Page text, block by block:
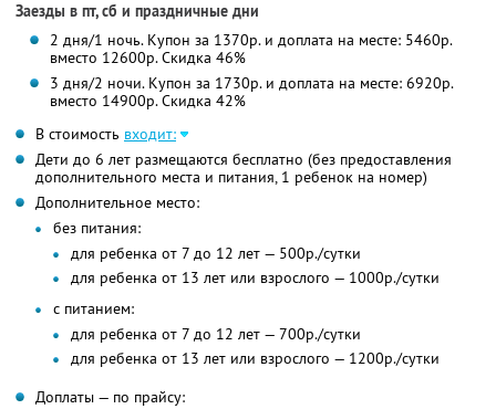
Заезды в пт, сб и праздничные дни
2 дня/1 ночь. Купон за 1370р. и доплата на месте: 5460р.
вместо 12600р. Скидка 46%
3 дня/2 ночи. Купон за 1730р. и доплата на месте: 6920р.
вместо 14900р. Скидка 42%
В стоимость входит:
Дети до 6 лет размещаются бесплатно (без предоставления
дополнительного места и питания, 1 ребенок на номер)
Дополнительное место:
без питания:
для ребенка от 7 до 12 лет — 500р./сутки
для ребенка от 13 лет или взрослого — 1000р./сутки
с питанием:
для ребенка от 7 до 12 лет — 700р./сутки
для ребенка от 13 лет или взрослого — 1200р./сутки
Доплаты — по прайсу: